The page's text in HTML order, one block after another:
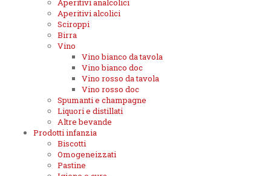
Aperitivi analcolici
Aperitivi alcolici
Sciroppi
Birra
Vino
Vino bianco da tavola
Vino bianco doc
Vino rosso da tavola
Vino rosso doc
Spumanti e champagne
Liquori e distillati
Altre bevande
Prodotti infanzia
Biscotti
Omogeneizzati
Pastine